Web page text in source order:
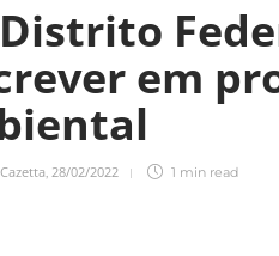
em
, 28/02/2022 1 min read